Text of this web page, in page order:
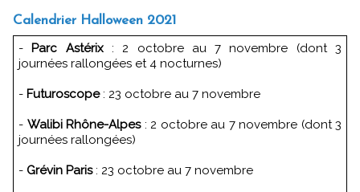
Calendrier Halloween 2021
Parc Astérix: 2 octobre au 7 novembre (dont 3
journées rallongées et 4 nocturnes)
- Futuroscope: 23 octobre au 7 novembre
- Walibi Rhône-Alpes: 2 octobre au 7 novembre (dont 3
journées rallongées)
- Grévin Paris: 23 octobre au 7 novembre